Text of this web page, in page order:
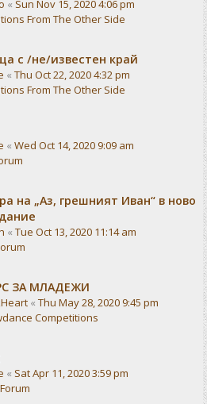
« Sun Nov 15, 2020 4:06 pm
From The Other Side
с /не/известен край
« Thu Oct 22, 2020 4:32 pm
From The Other Side
« Wed Oct 14, 2020 9:09 am
на „Аз, грешният Иван“ в ново
« Tue Oct 13, 2020 11:14 am
ЗА МЛАДЕЖИ
« Thu May 28, 2020 9:45 pm
Competitions
« Sat Apr 11, 2020 3:59 pm